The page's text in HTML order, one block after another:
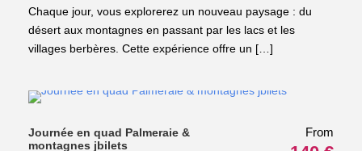
Chaque jour, vous explorerez un nouveau paysage : du
désert aux montagnes en passant par les lacs et les
villages berbères. Cette expérience offre un […]
Journée en quad Palmeraie &
montagnes jbilets
From